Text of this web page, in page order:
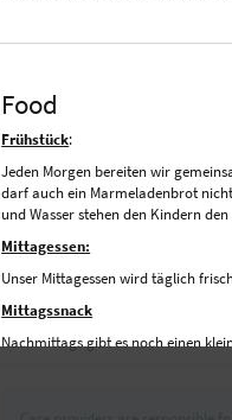
Food
Frühstück:
Jeden Morgen bereiten wir
darf auch ein Marmeladenbrot
und Wasser stehen den Kindern
Mittagessen:
Unser Mittagessen wird täglich
Mittagssnack
Nachmittags gibt es noch einen